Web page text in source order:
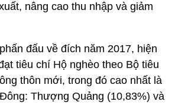
nâng cao thu nhập và giảm
đấu về đích năm 2017, hiện
tiêu chí Hộ nghèo theo Bộ tiêu
thôn mới, trong đó cao nhất là
Thượng Quảng (10,83%) và